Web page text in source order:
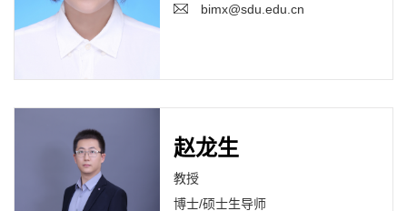
bimx@sdu.edu.cn
赵龙生
教授
博士/硕士生导师